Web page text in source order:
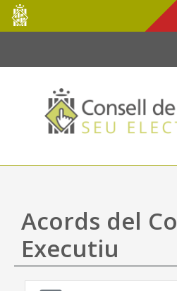
Salta al contingut principal
Consell
de
Mallorca
Acords del
Executiu